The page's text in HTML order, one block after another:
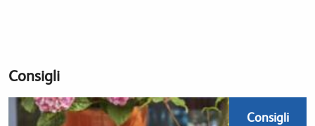
Consigli
Consigli